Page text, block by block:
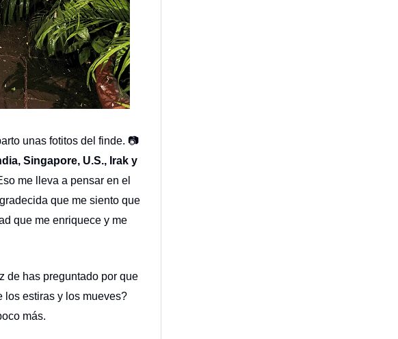
unas fotitos del finde. 📷
Singapore, U.S., Irak y
me lleva a pensar en el
que me siento que
que me enriquece y me
de has preguntado por que
los estiras y los mueves?
más.